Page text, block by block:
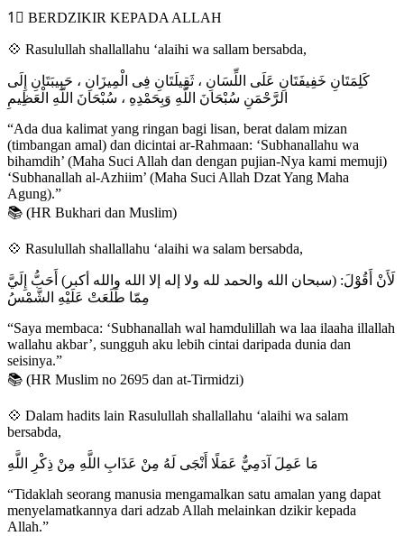
1⃣ BERDZIKIR KEPADA ALLAH
💠 Rasulullah shallallahu ‘alaihi wa sallam bersabda,
كَلِمَتَانِ خَفِيفَتَانِ عَلَى اللِّسَانِ ، ثَقِيلَتَانِ فِى الْمِيزَانِ ، حَبِيبَتَانِ إِلَى
الرَّحْمَنِ سُبْحَانَ اللَّهِ وَبِحَمْدِهِ ، سُبْحَانَ اللَّهِ الْعَظِيمِ
“Ada dua kalimat yang ringan bagi lisan, berat dalam mizan
(timbangan amal) dan dicintai ar-Rahmaan: ‘Subhanallahu wa
bihamdih’ (Maha Suci Allah dan dengan pujian-Nya kami memuji)
‘Subhanallah al-Azhiim’ (Maha Suci Allah Dzat Yang Maha
Agung).”
📚 (HR Bukhari dan Muslim)
💠 Rasulullah shallallahu ‘alaihi wa salam bersabda,
لَأَنْ أَقُوْلَ: (سبحان الله والحمد لله ولا إله إلا الله والله أكبر) أَحَبُّ إِلَيَّ
مِمّا طَلَعَتْ عَلَيْهِ الشَّمْسُ
“Saya membaca: ‘Subhanallah wal hamdulillah wa laa ilaaha illallah
wallahu akbar’, sungguh aku lebih cintai daripada dunia dan
seisinya.”
📚 (HR Muslim no 2695 dan at-Tirmidzi)
💠 Dalam hadits lain Rasulullah shallallahu ‘alaihi wa salam
bersabda,
مَا عَمِلَ آدَمِيٌّ عَمَلًا أَنْجَى لَهُ مِنْ عَذَابِ اللَّهِ مِنْ ذِكْرِ اللَّهِ
“Tidaklah seorang manusia mengamalkan satu amalan yang dapat
menyelamatkannya dari adzab Allah melainkan dzikir kepada
Allah.”